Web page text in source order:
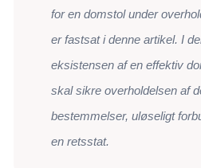
for en domstol under
er fastsat i denne artikel. I
eksistensen af en effektiv
skal sikre overholdelsen af
bestemmelser, uløseligt
en retsstat.